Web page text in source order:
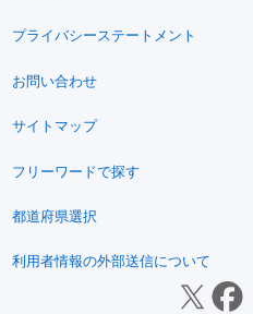
プライバシーステートメント
お問い合わせ
サイトマップ
フリーワードで探す
都道府県選択
利用者情報の外部送信について